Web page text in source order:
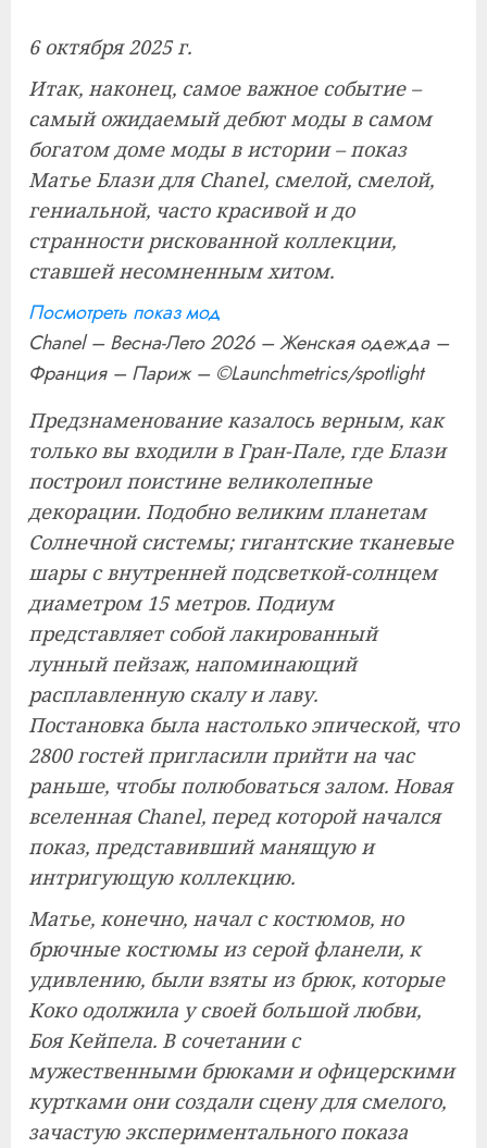
6 октября 2025 г.
Итак, наконец, самое важное событие –
самый ожидаемый дебют моды в самом
богатом доме моды в истории – показ
Матье Блази для Chanel, смелой, смелой,
гениальной, часто красивой и до
странности рискованной коллекции,
ставшей несомненным хитом.
Посмотреть показ мод
Chanel – Весна-Лето 2026 – Женская одежда –
Франция – Париж – ©Launchmetrics/spotlight
Предзнаменование казалось верным, как
только вы входили в Гран-Пале, где Блази
построил поистине великолепные
декорации. Подобно великим планетам
Солнечной системы; гигантские тканевые
шары с внутренней подсветкой-солнцем
диаметром 15 метров. Подиум
представляет собой лакированный
лунный пейзаж, напоминающий
расплавленную скалу и лаву.
Постановка была настолько эпической, что
2800 гостей пригласили прийти на час
раньше, чтобы полюбоваться залом. Новая
вселенная Chanel, перед которой начался
показ, представивший манящую и
интригующую коллекцию.
Матье, конечно, начал с костюмов, но
брючные костюмы из серой фланели, к
удивлению, были взяты из брюк, которые
Коко одолжила у своей большой любви,
Боя Кейпела. В сочетании с
мужественными брюками и офицерскими
куртками они создали сцену для смелого,
зачастую экспериментального показа